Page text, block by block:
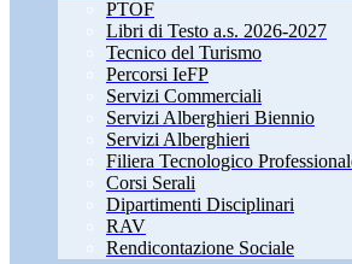
PTOF
Libri di Testo a.s. 2026-2027
Tecnico del Turismo
Percorsi IeFP
Servizi Commerciali
Servizi Alberghieri Biennio
Servizi Alberghieri
Filiera Tecnologico
Corsi Serali
Dipartimenti Disciplinari
RAV
Rendicontazione Sociale